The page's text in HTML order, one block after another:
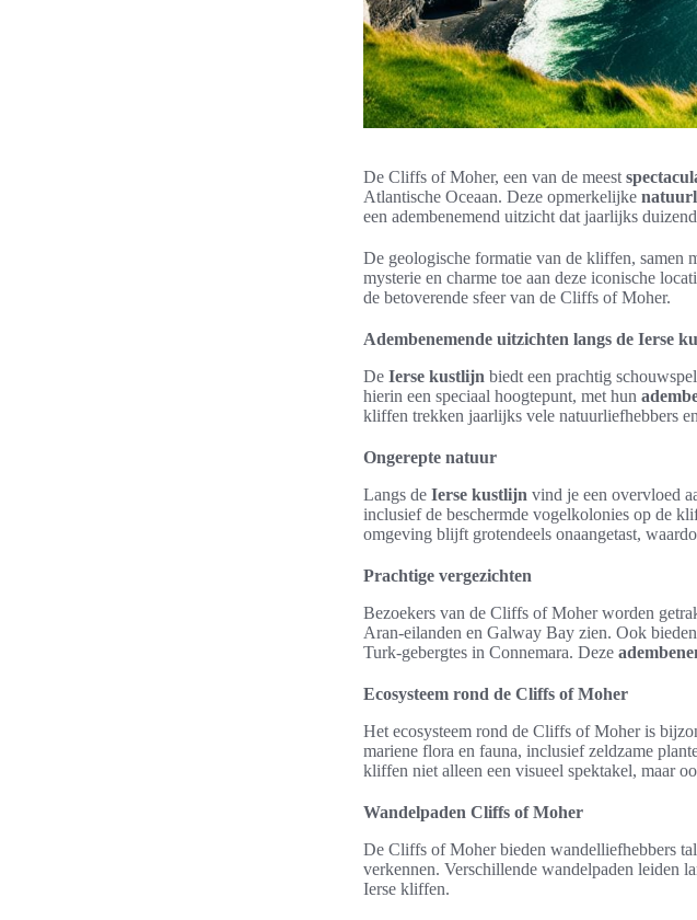
De Cliffs of Moher, een van de meest
Atlantische Oceaan. Deze opmerkelijke
een adembenemend uitzicht dat jaarlijks
De geologische formatie van de kliffen, samen
mysterie en charme toe aan deze iconische
de betoverende sfeer van de Cliffs of Moher.
Adembenemende uitzichten langs de Ierse
De Ierse kustlijn biedt een prachtig
hierin een speciaal hoogtepunt, met hun
kliffen trekken jaarlijks vele natuurliefhebbers
Ongerepte natuur
Langs de Ierse kustlijn vind je een overvloed
inclusief de beschermde vogelkolonies op de
omgeving blijft grotendeels onaangetast,
Prachtige vergezichten
Bezoekers van de Cliffs of Moher worden
Aran-eilanden en Galway Bay zien. Ook
Turk-gebergtes in Connemara. Deze
Ecosysteem rond de Cliffs of Moher
Het ecosysteem rond de Cliffs of Moher is
mariene flora en fauna, inclusief zeldzame
kliffen niet alleen een visueel spektakel, maar
Wandelpaden Cliffs of Moher
De Cliffs of Moher bieden wandelliefhebbers
verkennen. Verschillende wandelpaden leiden
Ierse kliffen.